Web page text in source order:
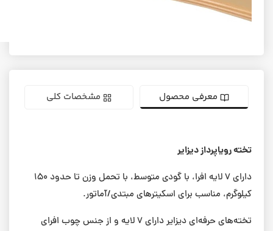
کلمات
کلیدی:
اسکیت برد
معرفی محصول مشخصات کلی
تخته رویاپرداز دیزایر
دارای ۷ لایه‌ افرا، با گودی متوسط، با تحمل وزن تا حدود ۱۵۰
کیلوگرم، مناسب برای اسکیترهای مبتدی/آماتور.
تخته‌های حرفه‌ای دیزایر دارای ۷ لایه و از جنس چوب افرای